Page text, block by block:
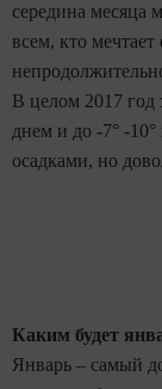
середина месяца
всем, кто
В целом 2017 год
днем и до -7° -
осадками, но
Каким будет
Январь – самый